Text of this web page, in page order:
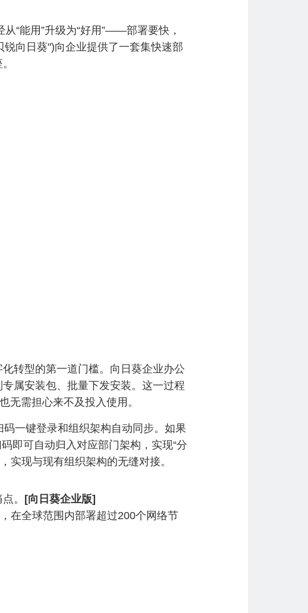
“能用”升级为“好用”——部署要快，
锐向日葵")向企业提供了一套集快速部
转型的第一道门槛。向日葵企业办公
属安装包、批量下发安装。这一过程
无需担心来不及投入使用。
一键登录和组织架构自动同步。如果
即可自动归入对应部门架构，实现“分
实现与现有组织架构的无缝对接。
。
[向日葵企业版]
在全球范围内部署超过200个网络节